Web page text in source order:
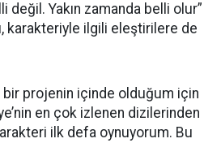
değil. Yakın zamanda belli olur”
karakteriyle ilgili eleştirilere de
bir projenin içinde olduğum için
en çok izlenen dizilerinden
ilk defa oynuyorum. Bu